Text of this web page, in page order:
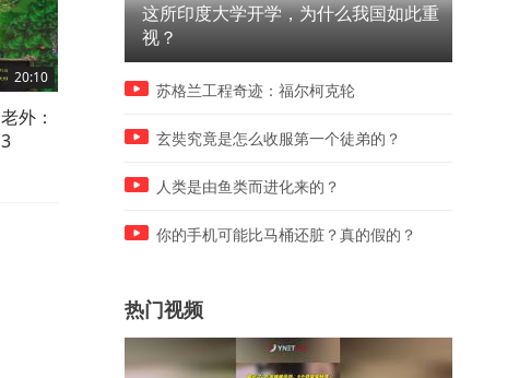
20:10
外：
尾，无限攻防！魔兽争霸3
漫 vs Moon！魔兽争霸3
这所印度大学开学，为什么我国如此重
视？
苏格兰工程奇迹：福尔柯克轮
玄奘究竟是怎么收服第一个徒弟的？
人类是由鱼类而进化来的？
你的手机可能比马桶还脏？真的假的？
热门视频